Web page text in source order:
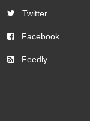
Twitter
Facebook
Feedly